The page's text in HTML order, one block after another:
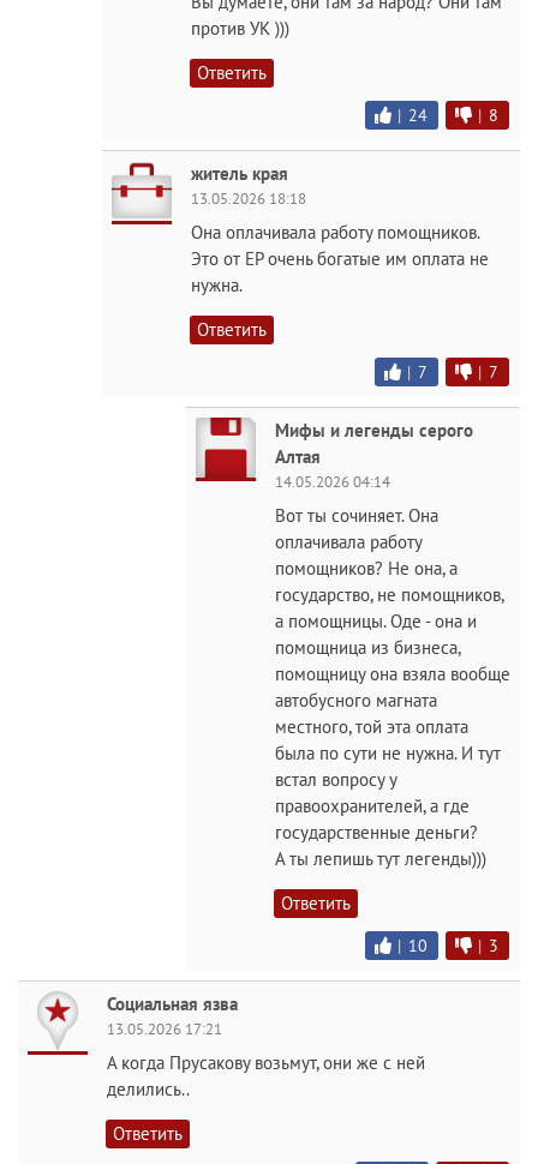
против УК )))
Ответить
| 24 | 8
житель края
13.05.2026 18:18
Она оплачивала работу помощников.
Это от ЕР очень богатые им оплата не
нужна.
Ответить
| 7 | 7
Мифы и легенды серого
Алтая
14.05.2026 04:14
Вот ты сочиняет. Она
оплачивала работу
помощников? Не она, а
государство, не помощников,
а помощницы. Оде - она и
помощница из бизнеса,
помощницу она взяла вообще
автобусного магната
местного, той эта оплата
была по сути не нужна. И тут
встал вопросу у
правоохранителей, а где
государственные деньги?
А ты лепишь тут легенды)))
Ответить
| 10 | 3
Социальная язва
13.05.2026 17:21
А когда Прусакову возьмут, они же с ней
делились..
Ответить